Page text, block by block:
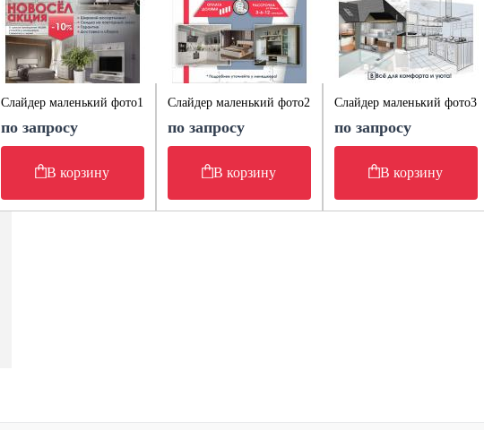
Слайдер маленький фото1
по запросу
В корзину
Слайдер маленький фото2
по запросу
В корзину
Слайдер маленький фото3
по запросу
В корзину